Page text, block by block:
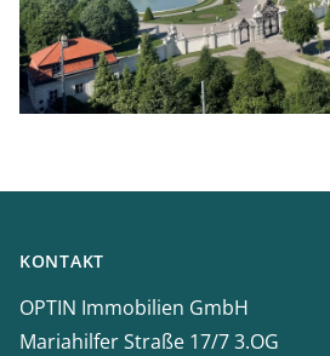
KONTAKT
OPTIN Immobilien GmbH
Mariahilfer Straße 17/7 3.OG